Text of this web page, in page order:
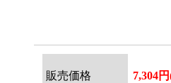
販売価格 7,304